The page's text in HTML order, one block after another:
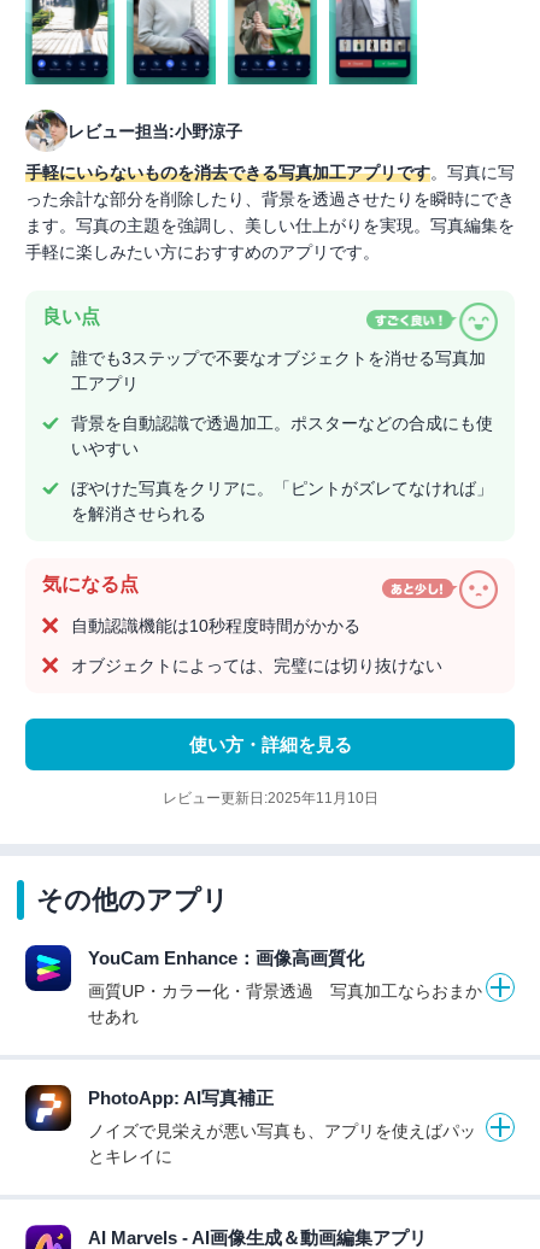
レビュー担当:小野涼子
手軽にいらないものを消去できる写真加工アプリです。写真に写
った余計な部分を削除したり、背景を透過させたりを瞬時にでき
ます。写真の主題を強調し、美しい仕上がりを実現。写真編集を
手軽に楽しみたい方におすすめのアプリです。
良い点
誰でも3ステップで不要なオブジェクトを消せる写真加
工アプリ
背景を自動認識で透過加工。ポスターなどの合成にも使
いやすい
ぼやけた写真をクリアに。「ピントがズレてなければ」
を解消させられる
気になる点
自動認識機能は10秒程度時間がかかる
オブジェクトによっては、完璧には切り抜けない
使い方・詳細を見る
レビュー更新日:2025年11月10日
その他のアプリ
YouCam Enhance：画像高画質化
画質UP・カラー化・背景透過 写真加工ならおまか
せあれ
PhotoApp: AI写真補正
ノイズで見栄えが悪い写真も、アプリを使えばパッ
とキレイに
AI Marvels - AI画像生成＆動画編集アプリ